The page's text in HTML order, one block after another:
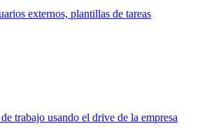
externos, plantillas de tareas
trabajo usando el drive de la empresa